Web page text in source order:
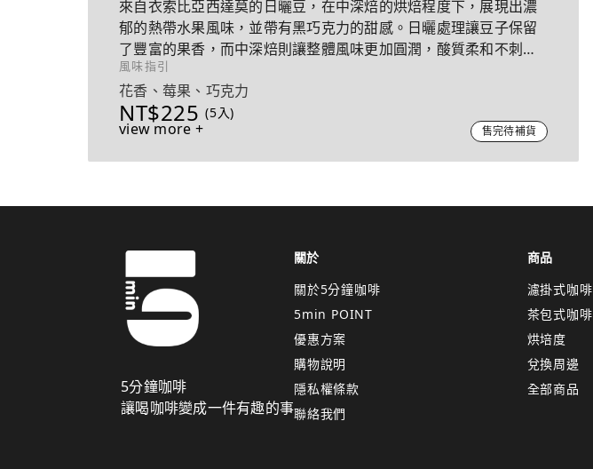
來自衣索比亞西達莫的日曬豆，在中深焙的烘焙程度下，展現出濃
郁的熱帶水果風味，並帶有黑巧克力的甜感。日曬處理讓豆子保留
了豐富的果香，而中深焙則讓整體風味更加圓潤，酸質柔和不刺
激，帶來極佳的平衡感。
風味指引
花香、莓果、巧克力
NT$225 (5入)
view more + 售完待補貨
5分鐘咖啡
讓喝咖啡變成一件有趣的事
關於
關於5分鐘咖啡
5min POINT
優惠方案
購物說明
隱私權條款
聯絡我們
商品
濾掛式咖啡
茶包式咖啡
烘培度
兌換周邊
全部商品